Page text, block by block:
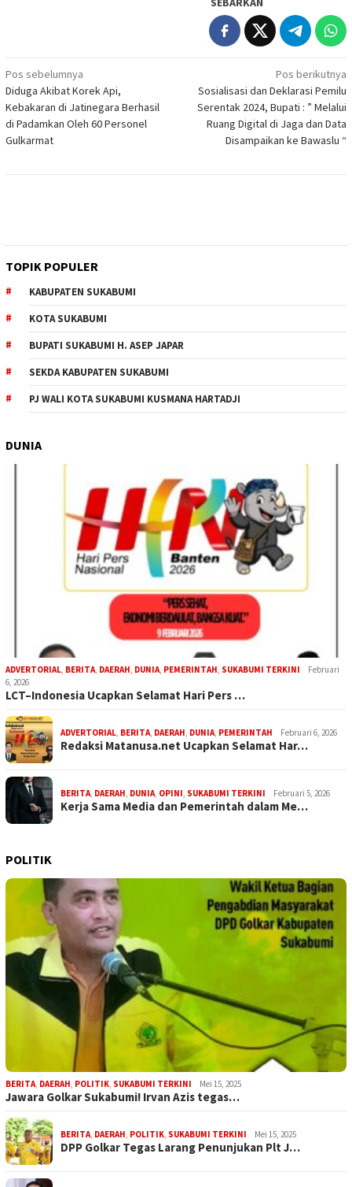
Navigasi
pos
Pos sebelumnya
Diduga Akibat Korek Api,
Kebakaran di Jatinegara Berhasil
di Padamkan Oleh 60 Personel
Gulkarmat
Pos berikutnya
Sosialisasi dan Deklarasi Pemilu
Serentak 2024, Bupati : ” Melalui
Ruang Digital di Jaga dan Data
Disampaikan ke Bawaslu “
TOPIK POPULER
KABUPATEN SUKABUMI
KOTA SUKABUMI
BUPATI SUKABUMI H. ASEP JAPAR
SEKDA KABUPATEN SUKABUMI
PJ WALI KOTA SUKABUMI KUSMANA HARTADJI
DUNIA
ADVERTORIAL, BERITA, DAERAH, DUNIA, PEMERINTAH, SUKABUMI TERKINI
Februari
6, 2026
LCT–Indonesia Ucapkan Selamat Hari Pers …
ADVERTORIAL, BERITA, DAERAH, DUNIA, PEMERINTAH Februari 6, 2026
Redaksi Matanusa.net Ucapkan Selamat Har…
BERITA, DAERAH, DUNIA, OPINI, SUKABUMI TERKINI Februari 5, 2026
Kerja Sama Media dan Pemerintah dalam Me…
POLITIK
BERITA, DAERAH, POLITIK, SUKABUMI TERKINI Mei 15, 2025
Jawara Golkar Sukabumi! Irvan Azis tegas…
BERITA, DAERAH, POLITIK, SUKABUMI TERKINI Mei 15, 2025
DPP Golkar Tegas Larang Penunjukan Plt J…